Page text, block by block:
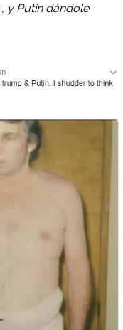
, y Putin dándole